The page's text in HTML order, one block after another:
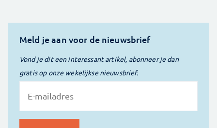
Meld je aan voor de nieuwsbrief
Vond je dit een interessant artikel, abonneer je dan
gratis op onze wekelijkse nieuwsbrief.